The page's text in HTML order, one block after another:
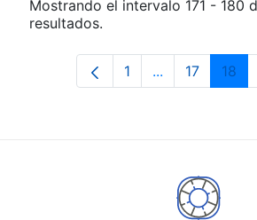
Mostrando el intervalo 171 - 180
resultados.
Página
1 ...PáginasPágina
17 18